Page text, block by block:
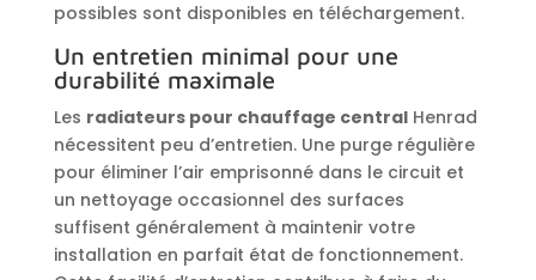
possibles sont disponibles en téléchargement.
Un entretien minimal pour une
durabilité maximale
Les radiateurs pour chauffage centralHenrad
nécessitent peu d’entretien. Une purge régulière
pour éliminer l’air emprisonné dans le circuit et
un nettoyage occasionnel des surfaces
suffisent généralement à maintenir votre
installation en parfait état de fonctionnement.